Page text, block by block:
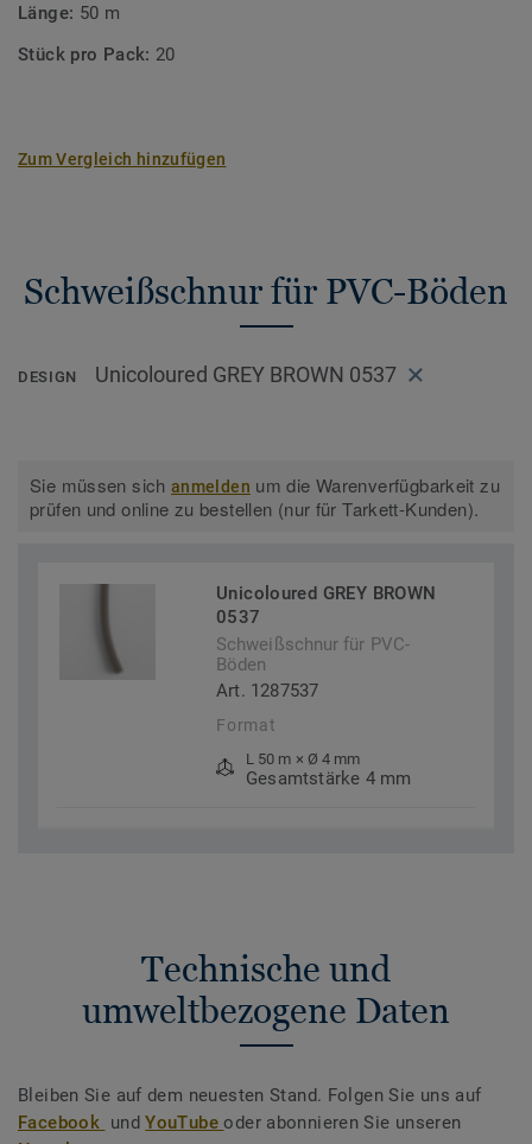
Länge: 50 m
Stück pro Pack: 20
Zum Vergleich hinzufügen
Schweißschnur für PVC-Böden
DESIGN Unicoloured GREY BROWN 0537
Sie müssen sichanmelden um die Warenverfügbarkeit zu
prüfen und online zu bestellen (nur für Tarkett-Kunden).
Unicoloured GREY BROWN
0537
Schweißschnur für PVC-
Böden
Art. 1287537
Format
L 50 m × Ø 4 mm
Gesamtstärke 4 mm
Technische und
umweltbezogene Daten
Bleiben Sie auf dem neuesten Stand. Folgen Sie uns auf
Facebook undYouTubeoder abonnieren Sie unseren